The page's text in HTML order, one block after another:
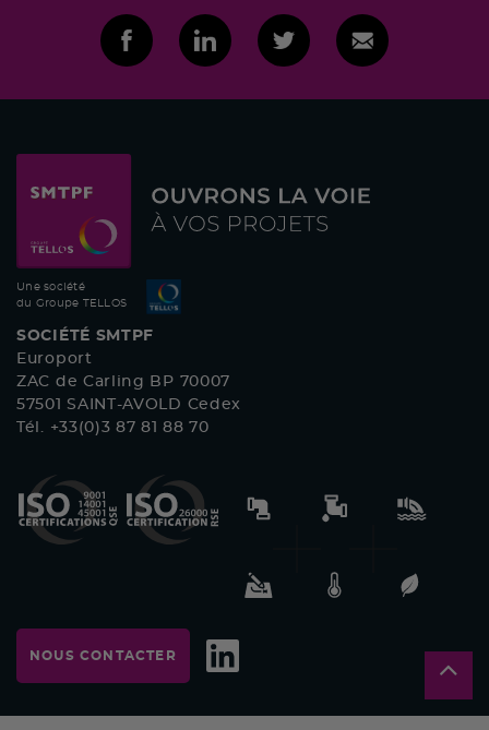
Une société
du Groupe TELLOS
SOCIÉTÉ SMTPF
Europort
ZAC de Carling BP 70007
57501 SAINT-AVOLD Cedex
Tél. +33(0)3 87 81 88 70
NOUS CONTACTER